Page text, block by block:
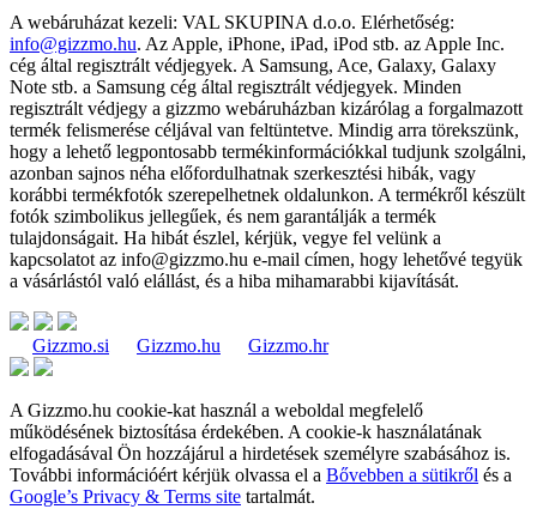
A webáruházat kezeli: VAL SKUPINA d.o.o. Elérhetőség:
info@gizzmo.hu. Az Apple, iPhone, iPad, iPod stb. az Apple Inc.
cég által regisztrált védjegyek. A Samsung, Ace, Galaxy, Galaxy
Note stb. a Samsung cég által regisztrált védjegyek. Minden
regisztrált védjegy a gizzmo webáruházban kizárólag a forgalmazott
termék felismerése céljával van feltüntetve. Mindig arra törekszünk,
hogy a lehető legpontosabb termékinformációkkal tudjunk szolgálni,
azonban sajnos néha előfordulhatnak szerkesztési hibák, vagy
korábbi termékfotók szerepelhetnek oldalunkon. A termékről készült
fotók szimbolikus jellegűek, és nem garantálják a termék
tulajdonságait. Ha hibát észlel, kérjük, vegye fel velünk a
kapcsolatot az info@gizzmo.hu e-mail címen, hogy lehetővé tegyük
a vásárlástól való elállást, és a hiba mihamarabbi kijavítását.
Gizzmo.si Gizzmo.hu Gizzmo.hr
A Gizzmo.hu cookie-kat használ a weboldal megfelelő
működésének biztosítása érdekében. A cookie-k használatának
elfogadásával Ön hozzájárul a hirdetések személyre szabásához is.
További információért kérjük olvassa el a Bővebben a sütikről és a
Google’s Privacy & Terms site tartalmát.